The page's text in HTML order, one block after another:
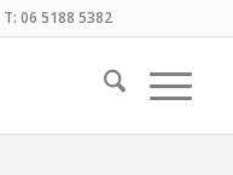
06 5188 5382